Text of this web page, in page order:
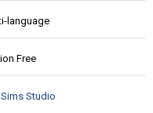
language
Free
Studio